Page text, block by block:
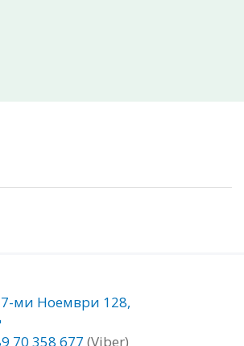
ми Ноември 128,
70 358 677 (Viber)